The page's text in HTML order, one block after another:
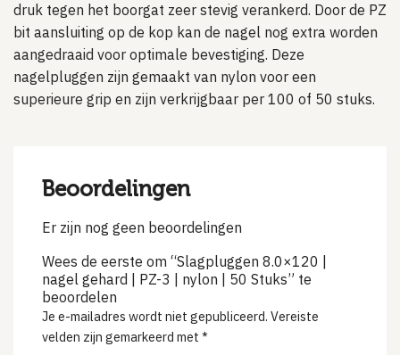
druk tegen het boorgat zeer stevig verankerd. Door de PZ
bit aansluiting op de kop kan de nagel nog extra worden
aangedraaid voor optimale bevestiging. Deze
nagelpluggen zijn gemaakt van nylon voor een
superieure grip en zijn verkrijgbaar per 100 of 50 stuks.
Beoordelingen
Er zijn nog geen beoordelingen
Wees de eerste om “Slagpluggen 8.0×120 |
nagel gehard | PZ-3 | nylon | 50 Stuks” te
beoordelen
Je e-mailadres wordt niet gepubliceerd. Vereiste
velden zijn gemarkeerd met *